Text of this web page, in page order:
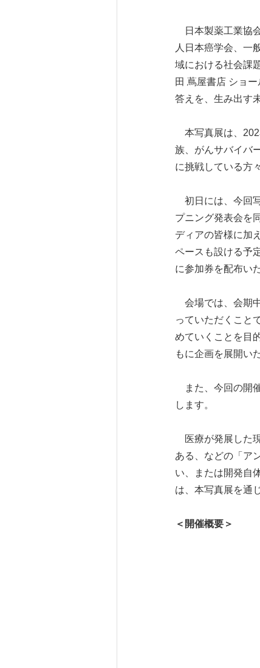
日本製薬工業協
人日本癌学会、一
域における社会課
田 蔦屋書店 ショ
答えを、生み出す
本写真展は、
族、がんサバイバ
に挑戦している方
初日には、今回
プニング発表会を
ディアの皆様に加
ペースも設ける予
に参加券を配布い
会場では、会期
っていただくこと
めていくことを目
もに企画を展開い
また、今回の開
します。
医療が発展した
ある、などの「ア
い、または開発自
は、本写真展を通
＜開催概要＞